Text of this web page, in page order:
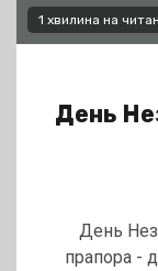
1 хвилина на
День
День
прапора -